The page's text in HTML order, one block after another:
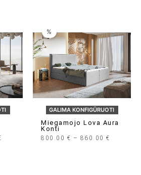
GALIMA KONFIGŪRUOTI
%
Miegamojo Lova Aura
Konti
800.00 € – 860.00€